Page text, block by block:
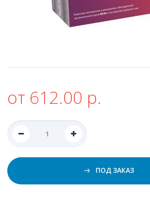
от 612.00 р.
ПОД ЗАКАЗ